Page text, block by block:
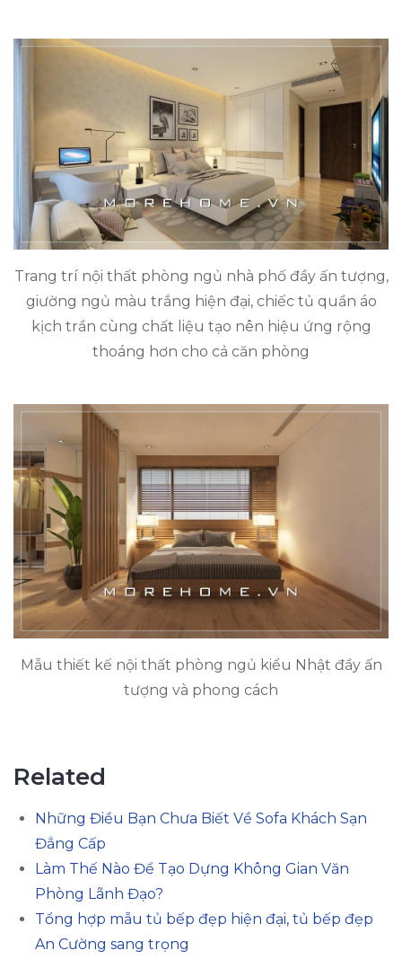
Trang trí nội thất phòng ngủ nhà phố đầy ấn tượng,
giường ngủ màu trắng hiện đại, chiếc tủ quần áo
kịch trần cùng chất liệu tạo nên hiệu ứng rộng
thoáng hơn cho cả căn phòng
Mẫu thiết kế nội thất phòng ngủ kiểu Nhật đầy ấn
tượng và phong cách
Related
Những Điều Bạn Chưa Biết Về Sofa Khách Sạn
Đẳng Cấp
Làm Thế Nào Để Tạo Dựng Không Gian Văn
Phòng Lãnh Đạo?
Tổng hợp mẫu tủ bếp đẹp hiện đại, tủ bếp đẹp
An Cường sang trọng